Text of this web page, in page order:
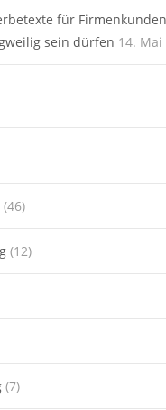
für
sein dürfen 14. Mai
(46)
(12)
(7)